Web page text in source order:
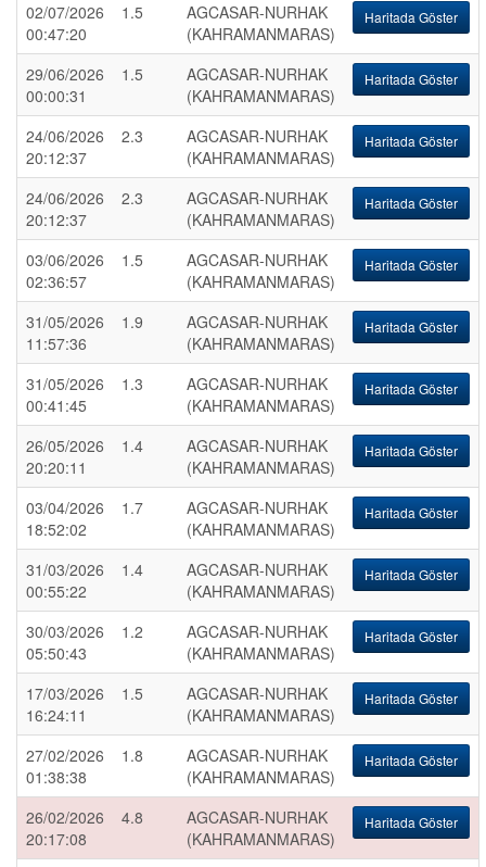
02/07/2026
00:47:20
1.5
AGCASAR-NURHAK
(KAHRAMANMARAS)
Haritada Göster
29/06/2026
00:00:31
1.5
AGCASAR-NURHAK
(KAHRAMANMARAS)
Haritada Göster
24/06/2026
20:12:37
2.3
AGCASAR-NURHAK
(KAHRAMANMARAS)
Haritada Göster
24/06/2026
20:12:37
2.3
AGCASAR-NURHAK
(KAHRAMANMARAS)
Haritada Göster
03/06/2026
02:36:57
1.5
AGCASAR-NURHAK
(KAHRAMANMARAS)
Haritada Göster
31/05/2026
11:57:36
1.9
AGCASAR-NURHAK
(KAHRAMANMARAS)
Haritada Göster
31/05/2026
00:41:45
1.3
AGCASAR-NURHAK
(KAHRAMANMARAS)
Haritada Göster
26/05/2026
20:20:11
1.4
AGCASAR-NURHAK
(KAHRAMANMARAS)
Haritada Göster
03/04/2026
18:52:02
1.7
AGCASAR-NURHAK
(KAHRAMANMARAS)
Haritada Göster
31/03/2026
00:55:22
1.4
AGCASAR-NURHAK
(KAHRAMANMARAS)
Haritada Göster
30/03/2026
05:50:43
1.2
AGCASAR-NURHAK
(KAHRAMANMARAS)
Haritada Göster
17/03/2026
16:24:11
1.5
AGCASAR-NURHAK
(KAHRAMANMARAS)
Haritada Göster
27/02/2026
01:38:38
1.8
AGCASAR-NURHAK
(KAHRAMANMARAS)
Haritada Göster
26/02/2026
20:17:08
4.8
AGCASAR-NURHAK
(KAHRAMANMARAS)
Haritada Göster